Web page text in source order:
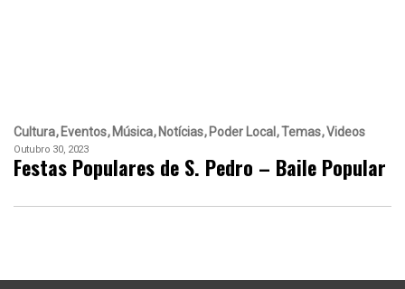
Cultura Eventos Música Notícias Poder Local Temas Videos
Outubro 30, 2023
Festas Populares de S. Pedro – Baile Popular